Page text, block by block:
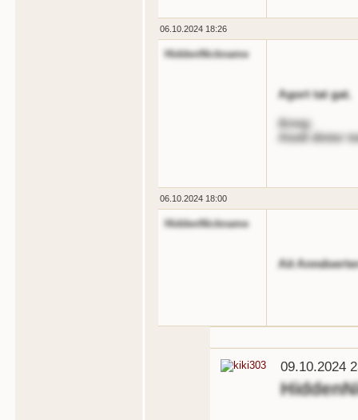
06.10.2024 18:26
HiddenNickname
Agort tat gat.
&nog;
Aiodt dinter
06.10.2024 18:00
HiddenNickname
Ait
09.10.2024